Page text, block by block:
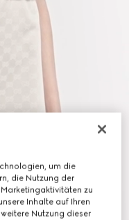
um die
die Nutzung der
zu
Inhalte auf Ihren
Nutzung dieser